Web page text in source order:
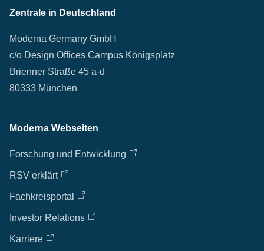
Zentrale in Deutschland
Moderna Germany GmbH
c/o Design Offices Campus Königsplatz
Brienner Straße 45 a-d
80333 München
Moderna Webseiten
Forschung und Entwicklung
RSV erklärt
Fachkreisportal
Investor Relations
Karriere